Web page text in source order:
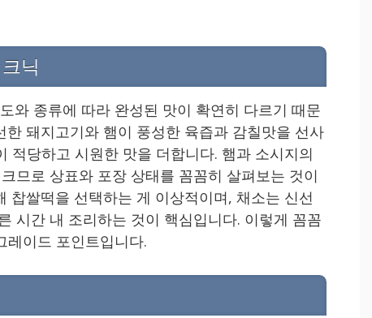
닉
와 종류에 따라 완성된 맛이 확연히 다르기 때문
돼지고기와 햄이 풍성한 육즙과 감칠맛을 선사
적당하고 시원한 맛을 더합니다. 햄과 소시지의
므로 상표와 포장 상태를 꼼꼼히 살펴보는 것이
찹쌀떡을 선택하는 게 이상적이며, 채소는 신선
시간 내 조리하는 것이 핵심입니다. 이렇게 꼼꼼
레이드 포인트입니다.